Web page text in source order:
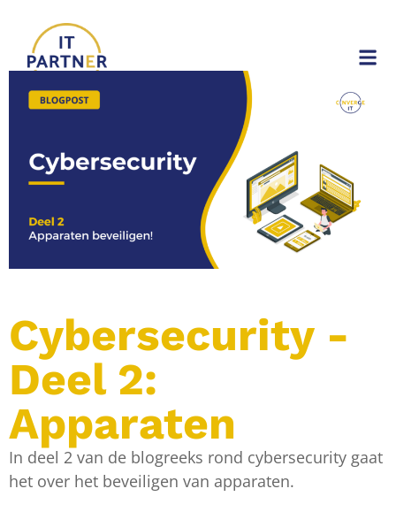
Cybersecurity -
Deel 2:
Apparaten
In deel 2 van de blogreeks rond cybersecurity gaat
het over het beveiligen van apparaten.